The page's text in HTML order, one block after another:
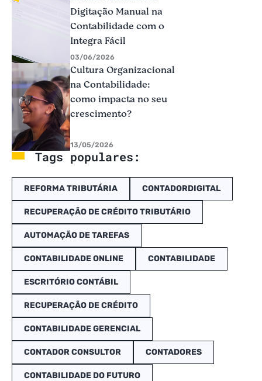
Digitação Manual na
Contabilidade com o
Integra Fácil
03/06/2026
Cultura Organizacional
na Contabilidade:
como impacta no seu
crescimento?
13/05/2026
Tags populares:
REFORMA TRIBUTÁRIA CONTADORDIGITAL
RECUPERAÇÃO DE CRÉDITO TRIBUTÁRIO
AUTOMAÇÃO DE TAREFAS
CONTABILIDADE ONLINE CONTABILIDADE
ESCRITÓRIO CONTÁBIL
RECUPERAÇÃO DE CRÉDITO
CONTABILIDADE GERENCIAL
CONTADOR CONSULTOR CONTADORES
CONTABILIDADE DO FUTURO